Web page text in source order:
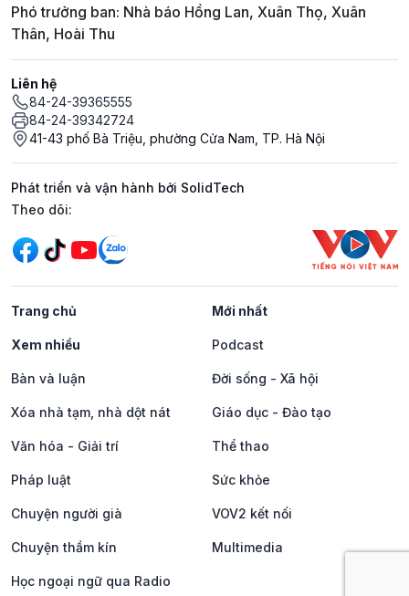
Phó trưởng ban: Nhà báo Hồng Lan, Xuân Thọ, Xuân
Thân, Hoài Thu
Liên hệ
84-24-39365555
84-24-39342724
41-43 phố Bà Triệu, phường Cửa Nam, TP. Hà Nội
Phát triển và vận hành bởi SolidTech
Mạng xã hội
Theo dõi:
Trang chủ Mới nhất
Xem nhiều Podcast
Bàn và luận Đời sống - Xã hội
Xóa nhà tạm, nhà dột nát Giáo dục - Đào tạo
Văn hóa - Giải trí Thể thao
Pháp luật Sức khỏe
Chuyện người già VOV2 kết nối
Chuyện thầm kín Multimedia
Học ngoại ngữ qua Radio